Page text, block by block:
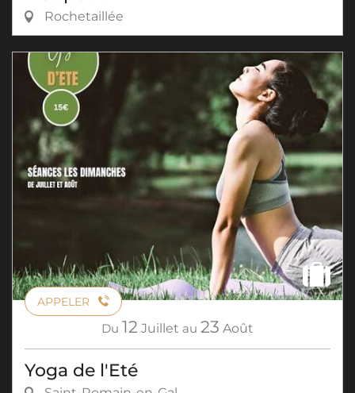
Rochetaillée
APPELER
Du 12 Juillet au 23 Août
Yoga de l'Eté